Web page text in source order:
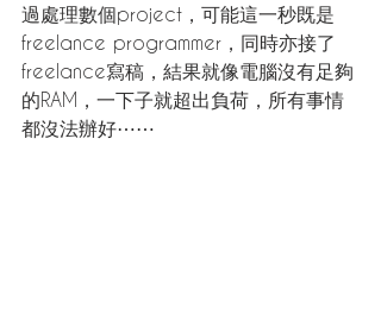
過處理數個project，可能這一秒既是
freelance programmer，同時亦接了
freelance寫稿，結果就像電腦沒有足夠
的RAM，一下子就超出負荷，所有事情
都沒法辦好⋯⋯